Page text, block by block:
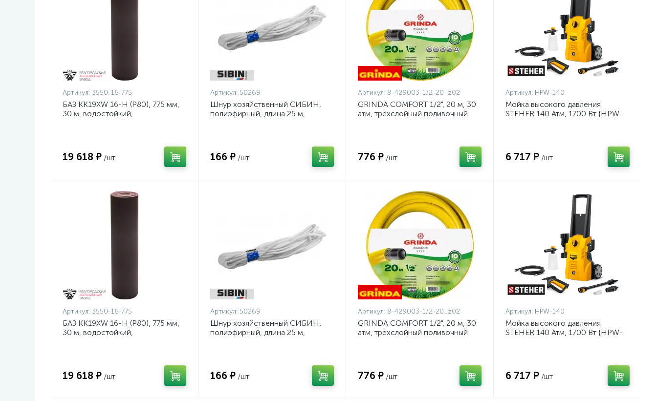
Артикул: 3550-16-775
БАЗ KK19XW 16-H (Р80), 775 мм,
30 м, водостойкий,
19 618 ₽ /шт
Артикул: 50269
Шнур хозяйственный СИБИН,
полиэфирный, длина 25 м,
166 ₽ /шт
Артикул: 8-429003-1/2-20_z02
GRINDA COMFORT 1/2", 20 м, 30
атм, трёхслойный поливочный
776 ₽ /шт
Артикул: HPW-140
Мойка высокого давления
STEHER 140 Атм, 1700 Вт {HPW-
6 717 ₽ /шт
Артикул: 3550-16-775
БАЗ KK19XW 16-H (Р80), 775 мм,
30 м, водостойкий,
19 618 ₽ /шт
Артикул: 50269
Шнур хозяйственный СИБИН,
полиэфирный, длина 25 м,
166 ₽ /шт
Артикул: 8-429003-1/2-20_z02
GRINDA COMFORT 1/2", 20 м, 30
атм, трёхслойный поливочный
776 ₽ /шт
Артикул: HPW-140
Мойка высокого давления
STEHER 140 Атм, 1700 Вт {HPW-
6 717 ₽ /шт